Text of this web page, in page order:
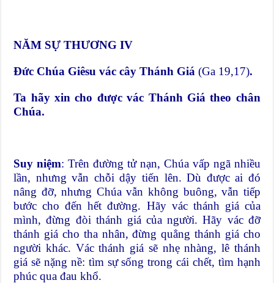
NĂM SỰ THƯƠNG IV
Đức Chúa Giêsu vác cây Thánh Giá(Ga 19,17).
Ta hãy xin cho được vác Thánh Giá theo chân
Chúa.
Suy niệm: Trên đường tử nạn, Chúa vấp ngã nhiều
lần, nhưng vẫn chỗi dậy tiến lên. Dù được ai đó
nâng đỡ, nhưng Chúa vẫn không buông, vẫn tiếp
bước cho đến hết đường. Hãy vác thánh giá của
mình, đừng đòi thánh giá của người. Hãy vác đỡ
thánh giá cho tha nhân, đừng quẳng thánh giá cho
người khác. Vác thánh giá sẽ nhẹ nhàng, lê thánh
giá sẽ nặng nề: tìm sự sống trong cái chết, tìm hạnh
phúc qua đau khổ.